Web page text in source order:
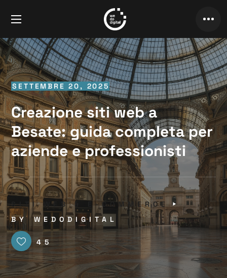
SETTEMBRE 20, 2025
Creazione siti web a
Besate: guida completa per
aziende e professionisti
SITI WEB & E-COMMERCE
BYWEDODIGITAL
45